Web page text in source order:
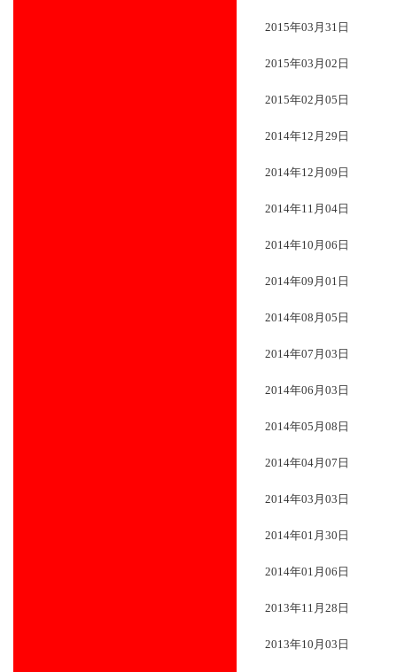
2015年03月31日
2015年03月02日
2015年02月05日
2014年12月29日
2014年12月09日
2014年11月04日
2014年10月06日
2014年09月01日
2014年08月05日
2014年07月03日
2014年06月03日
2014年05月08日
2014年04月07日
2014年03月03日
2014年01月30日
2014年01月06日
2013年11月28日
2013年10月03日